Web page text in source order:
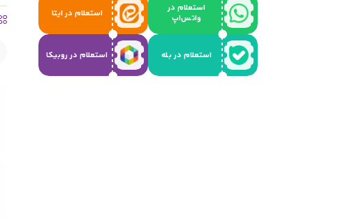
استعلام در
واتس‌اپ
استعلام در ایتا
استعلام در بله استعلام در روبیکا